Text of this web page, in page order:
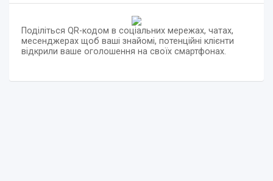
Поділіться QR-кодом в соціальних мережах, чатах,
месенджерах щоб ваші знайомі, потенційні клієнти
відкрили ваше оголошення на своїх смартфонах.